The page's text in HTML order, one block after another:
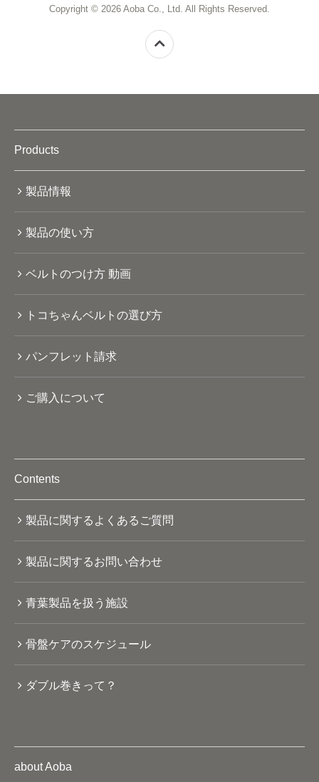
Copyright © 2026 Aoba Co., Ltd. All Rights Reserved.
Products
製品情報
製品の使い方
ベルトのつけ方 動画
トコちゃんベルトの選び方
パンフレット請求
ご購入について
Contents
製品に関するよくあるご質問
製品に関するお問い合わせ
青葉製品を扱う施設
骨盤ケアのスケジュール
ダブル巻きって？
about Aoba